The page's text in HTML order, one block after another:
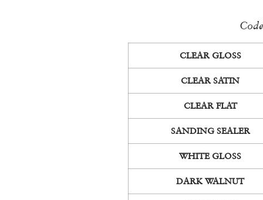
CLEAR GLOSS
CLEAR SATIN
CLEAR FLAT
SANDING SEALER
WHITE GLOSS
DARK WALNUT